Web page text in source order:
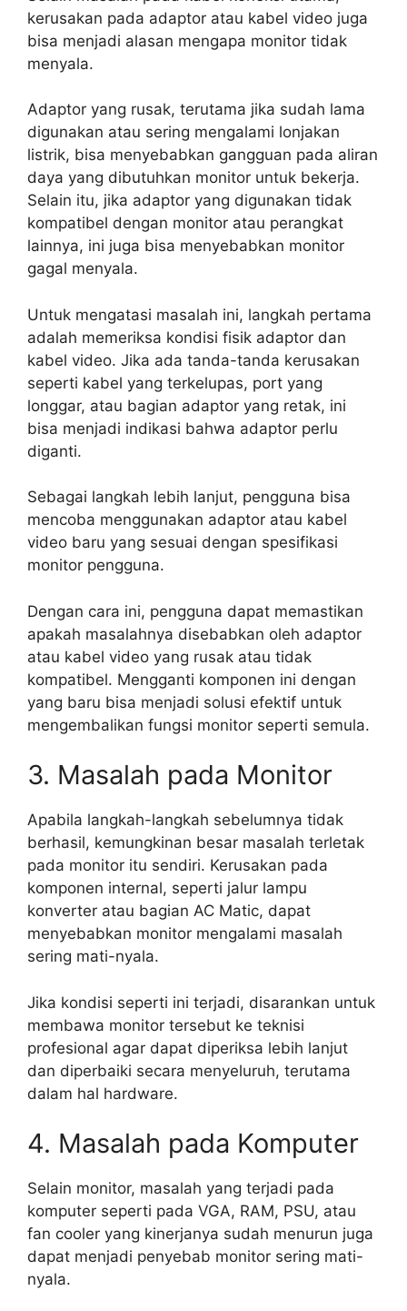
kerusakan pada adaptor atau kabel video juga
bisa menjadi alasan mengapa monitor tidak
menyala.
Adaptor yang rusak, terutama jika sudah lama
digunakan atau sering mengalami lonjakan
listrik, bisa menyebabkan gangguan pada aliran
daya yang dibutuhkan monitor untuk bekerja.
Selain itu, jika adaptor yang digunakan tidak
kompatibel dengan monitor atau perangkat
lainnya, ini juga bisa menyebabkan monitor
gagal menyala.
Untuk mengatasi masalah ini, langkah pertama
adalah memeriksa kondisi fisik adaptor dan
kabel video. Jika ada tanda-tanda kerusakan
seperti kabel yang terkelupas, port yang
longgar, atau bagian adaptor yang retak, ini
bisa menjadi indikasi bahwa adaptor perlu
diganti.
Sebagai langkah lebih lanjut, pengguna bisa
mencoba menggunakan adaptor atau kabel
video baru yang sesuai dengan spesifikasi
monitor pengguna.
Dengan cara ini, pengguna dapat memastikan
apakah masalahnya disebabkan oleh adaptor
atau kabel video yang rusak atau tidak
kompatibel. Mengganti komponen ini dengan
yang baru bisa menjadi solusi efektif untuk
mengembalikan fungsi monitor seperti semula.
3. Masalah pada Monitor
Apabila langkah-langkah sebelumnya tidak
berhasil, kemungkinan besar masalah terletak
pada monitor itu sendiri. Kerusakan pada
komponen internal, seperti jalur lampu
konverter atau bagian AC Matic, dapat
menyebabkan monitor mengalami masalah
sering mati-nyala.
Jika kondisi seperti ini terjadi, disarankan untuk
membawa monitor tersebut ke teknisi
profesional agar dapat diperiksa lebih lanjut
dan diperbaiki secara menyeluruh, terutama
dalam hal hardware.
4. Masalah pada Komputer
Selain monitor, masalah yang terjadi pada
komputer seperti pada VGA, RAM, PSU, atau
fan cooler yang kinerjanya sudah menurun juga
dapat menjadi penyebab monitor sering mati-
nyala.